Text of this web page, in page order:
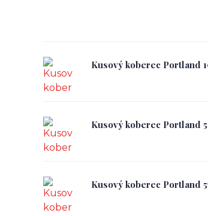
Kusový koberec Portland
Kusový koberec Portland
Kusový koberec Portland